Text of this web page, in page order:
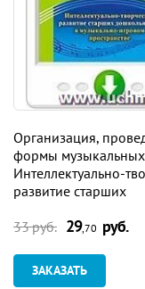
Организация,
формы музыкальных
Интеллектуально-
развитие старших
игровом
33 руб. 29,70 руб.
ЗАКАЗАТЬ